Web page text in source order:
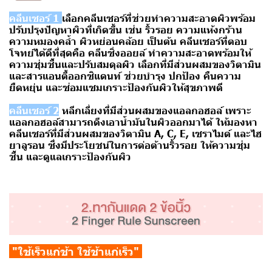
คลีนเซอร์ 1 เลือกคลีนเซอร์ที่ช่วยทำความสะอาดผิวพร้อม
ปรับปรุงปัญหาผิวที่เกิดขึ้น เช่น ริ้วรอย ความแห้งกร้าน
ความหมองคล้ำ ผิวหย่อนคล้อย เป็นต้น คลีนเซอร์ที่ตอบ
โจทย์ได้ดีที่สุดคือ คลีนซิ่งออยล์ทำความสะอาดพร้อมให้
ความชุ่มชื้นและปรับสมดุลผิว เลือกที่มีส่วนผสมของวิตามิน
และสารแอนตี้ออกซิแดนท์ ช่วยบำรุง ปกป้อง คืนความ
ยืดหยุ่น และซ่อมแซมเกราะป้องกันผิวให้สุขภาพดี
คลีนเซอร์ 2 หลีกเลี่ยงที่มีส่วนผสมของแอลกอฮอล์ เพราะ
แอลกอฮอล์สามารถดึงเอาน้ำมันในผิวออกมาได้ ให้มองหา
คลีนเซอร์ที่มีส่วนผสมของวิตามิน A, C, E, เซราไมด์ และไฮ
ยาลูรอน ซึ่งมีประโยชน์ในการต่อต้านริ้วรอย ให้ความชุ่ม
ชื้น และดูแลเกราะป้องกันผิว
"ใช้เร็วแก่ช้า ใช้ช้าแก่เร็ว"